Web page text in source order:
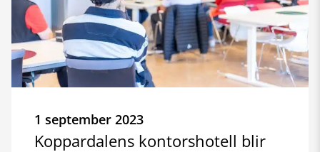
1 september 2023
Koppardalens kontorshotell blir